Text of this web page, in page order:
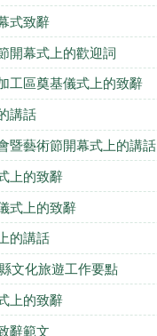
式致辭
開幕式上的歡迎詞
工區奠基儀式上的致辭
講話
暨藝術節開幕式上的講話
上的致辭
式上的致辭
的講話
文化旅遊工作要點
上的致辭
辭範文